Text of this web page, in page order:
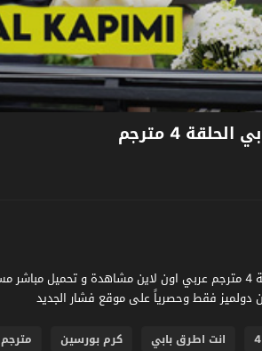
4 مترجم
انت اطرق بابي كرم بورسين مترجم